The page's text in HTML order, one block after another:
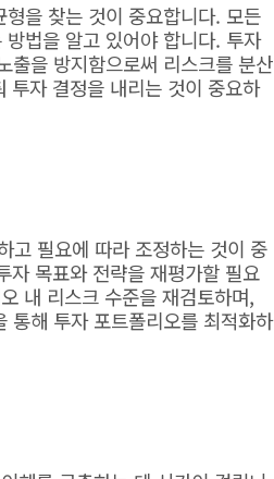
을 찾는 것이 중요합니다. 모든
법을 알고 있어야 합니다. 투자
출을 방지함으로써 리스크를 분산
투자 결정을 내리는 것이 중요하
고 필요에 따라 조정하는 것이 중
자 목표와 전략을 재평가할 필요
내 리스크 수준을 재검토하며,
통해 투자 포트폴리오를 최적화하